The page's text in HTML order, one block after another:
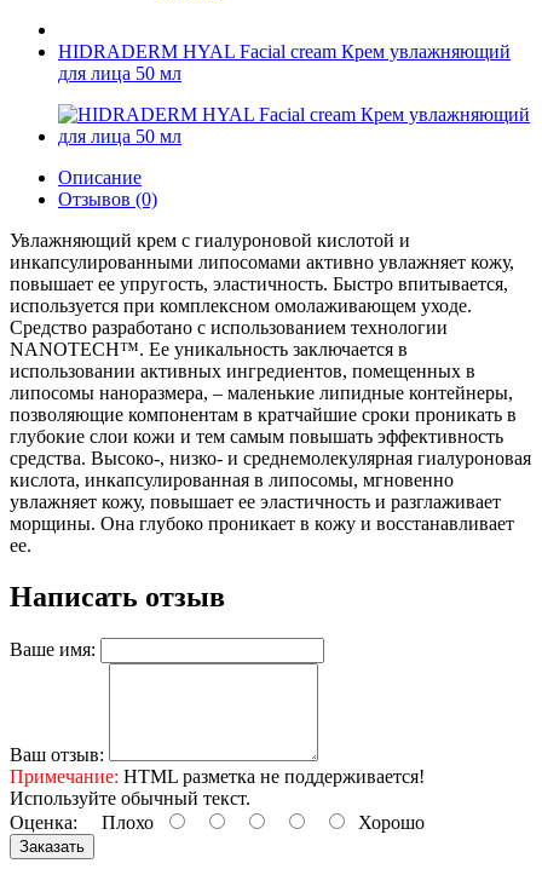
HIDRADERM HYAL Facial cream Крем увлажняющий
для лица 50 мл
Описание
Отзывов (0)
Увлажняющий крем с гиалуроновой кислотой и
инкапсулированными липосомами активно увлажняет кожу,
повышает ее упругость, эластичность. Быстро впитывается,
используется при комплексном омолаживающем уходе.
Средство разработано с использованием технологии
NANOTECH™. Ее уникальность заключается в
использовании активных ингредиентов, помещенных в
липосомы наноразмера, – маленькие липидные контейнеры,
позволяющие компонентам в кратчайшие сроки проникать в
глубокие слои кожи и тем самым повышать эффективность
средства. Высоко-, низко- и среднемолекулярная гиалуроновая
кислота, инкапсулированная в липосомы, мгновенно
увлажняет кожу, повышает ее эластичность и разглаживает
морщины. Она глубоко проникает в кожу и восстанавливает
ее.
Написать отзыв
Ваше имя:
Ваш отзыв:
Примечание: HTML разметка не поддерживается!
Используйте обычный текст.
Оценка: Плохо Хорошо
Заказать